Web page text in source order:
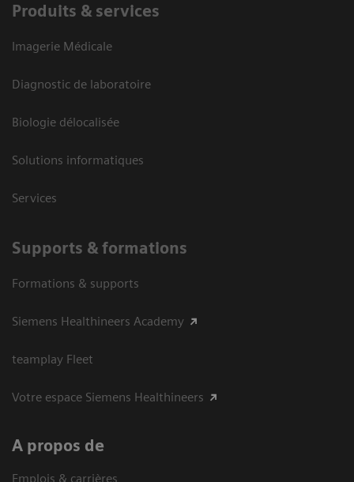
Produits & services
Imagerie Médicale
Diagnostic de laboratoire
Biologie délocalisée
Solutions informatiques
Services
Supports & formations
Formations & supports
Siemens Healthineers Academy
teamplay Fleet
Votre espace Siemens Healthineers
A propos de
Emplois & carrières